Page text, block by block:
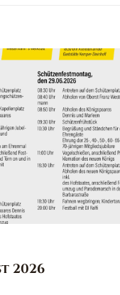
2026